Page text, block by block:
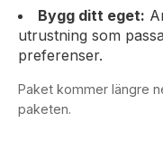
Bygg ditt eget:
utrustning som
preferenser.
Paket kommer längre
paketen.